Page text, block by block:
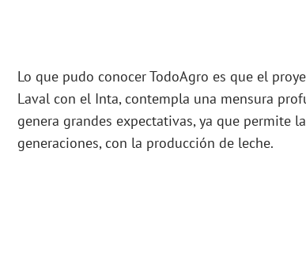
Lo que pudo conocer TodoAgro es que el
Laval con el Inta, contempla una mensura
genera grandes expectativas, ya que permite
generaciones, con la producción de leche.